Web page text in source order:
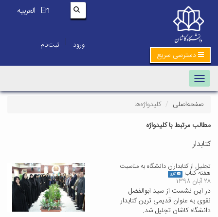
En العربیه
ورود | ثبت‌نام
دسترسی سریع
Toggle navigation
صفحه‌اصلی
کلیدواژه‌ها
مطالب مرتبط با کلیدواژه
کتابدار
تجلیل از کتابداران دانشگاه به مناسبت
هفته کتاب گالری
۲۸ آبان ۱۳۹۸
در این نشست از سید ابوالفضل
نقوی به عنوان قدیمی ترین کتابدار
دانشگاه کاشان تجلیل شد.